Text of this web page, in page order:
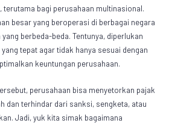
terutama bagi perusahaan multinasional.
besar yang beroperasi di berbagai negara
berbeda-beda. Tentunya, diperlukan
yang tepat agar tidak hanya sesuai dengan
keuntungan perusahaan.
perusahaan bisa menyetorkan pajak
dan terhindar dari sanksi, sengketa, atau
Jadi, yuk kita simak bagaimana